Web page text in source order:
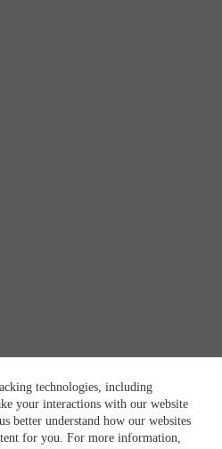
technologies, including
your interactions with our website
better understand how our websites
for you. For more information,
Inc.